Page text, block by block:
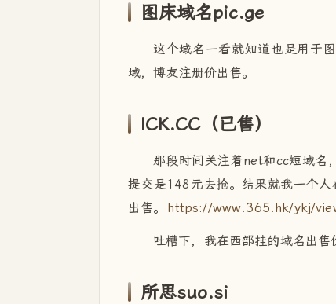
图床域名pic.ge
这个域名一看就知道也是用于
域，博友注册价出售。
ICK.CC（已售）
那段时间关注着net和cc短域名
提交是148元去抢。结果就我一个
出售。
https://www.365.hk/ykj/
吐槽下，我在西部挂的域名出
所思suo.si